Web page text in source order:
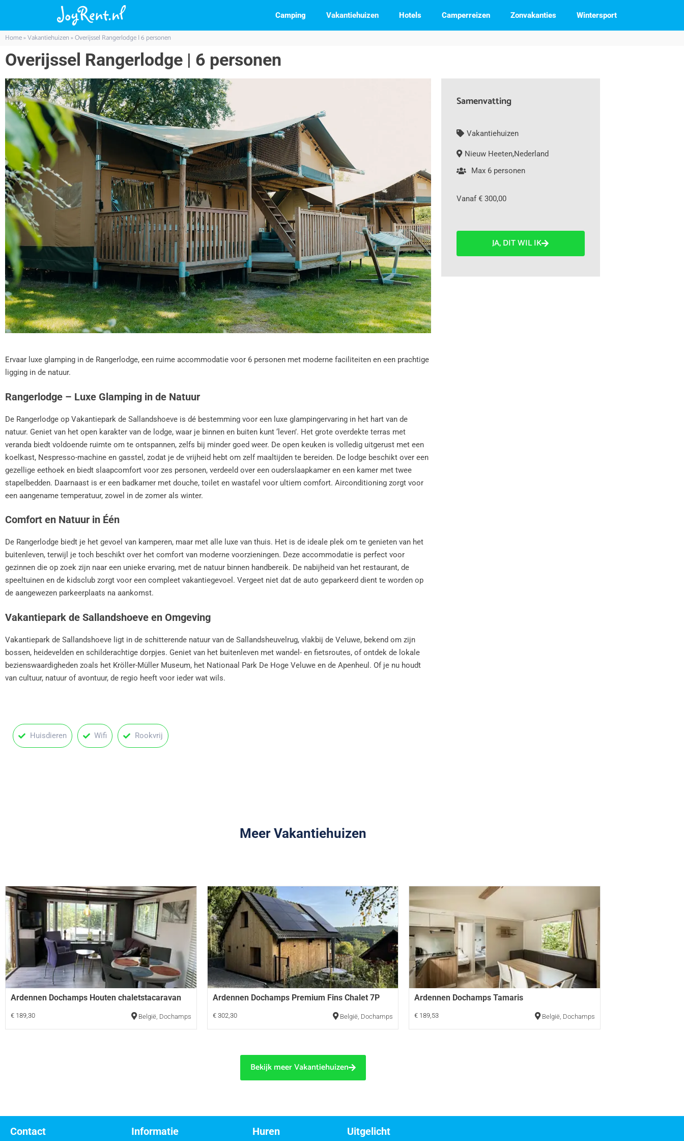
Camping Vakantiehuizen Hotels Camperreizen Zonvakanties Wintersport
Home»Vakantiehuizen»Overijssel Rangerlodge | 6 personen
Overijssel Rangerlodge | 6 personen
Ervaar luxe glamping in de Rangerlodge, een ruime accommodatie voor 6 personen met moderne faciliteiten en een prachtige
ligging in de natuur.
Rangerlodge – Luxe Glamping in de Natuur
De Rangerlodge op Vakantiepark de Sallandshoeve is dé bestemming voor een luxe glampingervaring in het hart van de
natuur. Geniet van het open karakter van de lodge, waar je binnen en buiten kunt ‘leven’. Het grote overdekte terras met
veranda biedt voldoende ruimte om te ontspannen, zelfs bij minder goed weer. De open keuken is volledig uitgerust met een
koelkast, Nespresso-machine en gasstel, zodat je de vrijheid hebt om zelf maaltijden te bereiden. De lodge beschikt over een
gezellige eethoek en biedt slaapcomfort voor zes personen, verdeeld over een ouderslaapkamer en een kamer met twee
stapelbedden. Daarnaast is er een badkamer met douche, toilet en wastafel voor ultiem comfort. Airconditioning zorgt voor
een aangename temperatuur, zowel in de zomer als winter.
Comfort en Natuur in Één
De Rangerlodge biedt je het gevoel van kamperen, maar met alle luxe van thuis. Het is de ideale plek om te genieten van het
buitenleven, terwijl je toch beschikt over het comfort van moderne voorzieningen. Deze accommodatie is perfect voor
gezinnen die op zoek zijn naar een unieke ervaring, met de natuur binnen handbereik. De nabijheid van het restaurant, de
speeltuinen en de kidsclub zorgt voor een compleet vakantiegevoel. Vergeet niet dat de auto geparkeerd dient te worden op
de aangewezen parkeerplaats na aankomst.
Vakantiepark de Sallandshoeve en Omgeving
Vakantiepark de Sallandshoeve ligt in de schitterende natuur van de Sallandsheuvelrug, vlakbij de Veluwe, bekend om zijn
bossen, heidevelden en schilderachtige dorpjes. Geniet van het buitenleven met wandel- en fietsroutes, of ontdek de lokale
bezienswaardigheden zoals het Kröller-Müller Museum, het Nationaal Park De Hoge Veluwe en de Apenheul. Of je nu houdt
van cultuur, natuur of avontuur, de regio heeft voor ieder wat wils.
Huisdieren Wifi Rookvrij
Samenvatting
Vakantiehuizen
Nieuw Heeten,Nederland
Max 6 personen
Vanaf € 300,00
JA, DIT WIL IK
Meer Vakantiehuizen
Ardennen Dochamps Houten chaletstacaravan
€ 189,30 België, Dochamps
Ardennen Dochamps Premium Fins Chalet 7P
€ 302,30 België, Dochamps
Ardennen Dochamps Tamaris
€ 189,53 België, Dochamps
Bekijk meer Vakantiehuizen
Contact Informatie Huren Uitgelicht